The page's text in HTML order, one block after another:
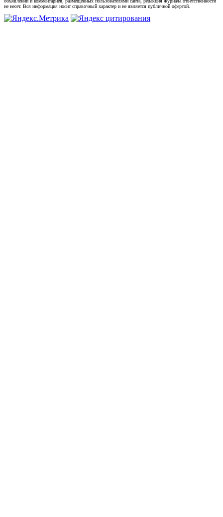
не несет. Вся информация носит справочный характер и не является публичной офертой.